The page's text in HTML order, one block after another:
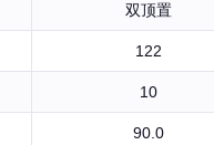
双顶置
122
10
90.0